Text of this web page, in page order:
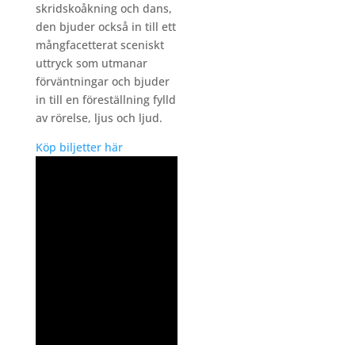
skridskoåkning och dans,
den bjuder också in till ett
mångfacetterat sceniskt
uttryck som utmanar
förväntningar och bjuder
in till en föreställning fylld
av rörelse, ljus och ljud.
Köp biljetter här